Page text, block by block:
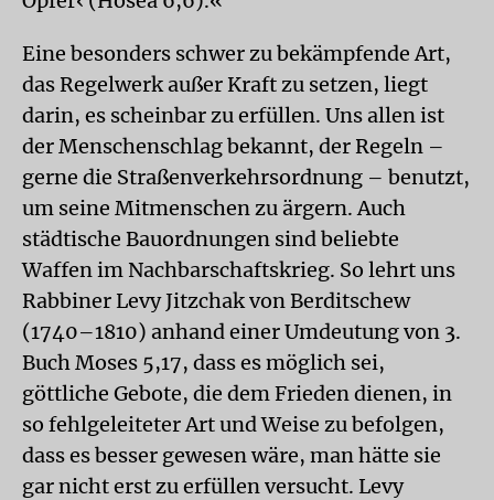
Eine besonders schwer zu bekämpfende Art,
das Regelwerk außer Kraft zu setzen, liegt
darin, es scheinbar zu erfüllen. Uns allen ist
der Menschenschlag bekannt, der Regeln –
gerne die Straßenverkehrsordnung – benutzt,
um seine Mitmenschen zu ärgern. Auch
städtische Bauordnungen sind beliebte
Waffen im Nachbarschaftskrieg. So lehrt uns
Rabbiner Levy Jitzchak von Berditschew
(1740–1810) anhand einer Umdeutung von 3.
Buch Moses 5,17, dass es möglich sei,
göttliche Gebote, die dem Frieden dienen, in
so fehlgeleiteter Art und Weise zu befolgen,
dass es besser gewesen wäre, man hätte sie
gar nicht erst zu erfüllen versucht. Levy